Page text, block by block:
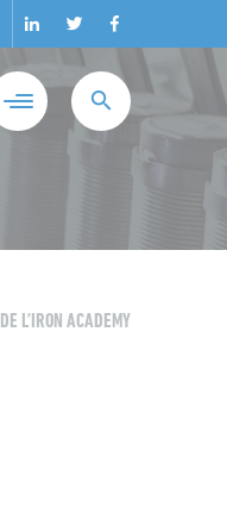
L’IRON ACADEMY